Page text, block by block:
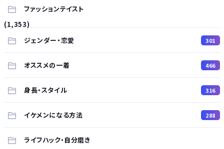
ファッションテイスト
(1,353)
ジェンダー・恋愛
301
オススメの一着 466
身長・スタイル 316
イケメンになる方法 288
ライフハック・自分磨き